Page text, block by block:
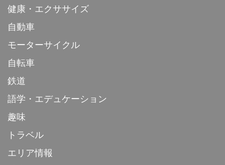
健康・エクササイズ
自動車
モーターサイクル
自転車
鉄道
語学・エデュケーション
趣味
トラベル
エリア情報